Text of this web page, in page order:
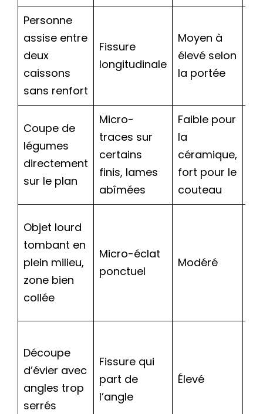
Personne
assise entre
deux
caissons
sans renfort
Fissure
longitudinale
Moyen à
élevé selon
la portée
Coupe de
légumes
directement
sur le plan
Micro-
traces sur
certains
finis, lames
abîmées
Faible pour
la
céramique,
fort pour le
couteau
Objet lourd
tombant en
plein milieu,
zone bien
collée
Micro-éclat
ponctuel
Modéré
Découpe
d’évier avec
angles trop
serrés
Fissure qui
part de
l’angle
Élevé